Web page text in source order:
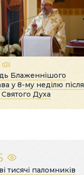
Блаженнішого
у 8-му неділю після
Святого Духа
тисячі паломників